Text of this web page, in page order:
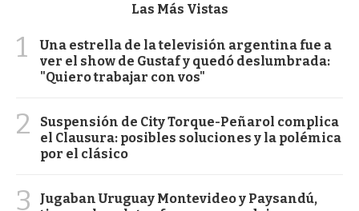
Las Más Vistas
1
Una estrella de la televisión argentina fue a
ver el show de Gustaf y quedó deslumbrada:
"Quiero trabajar con vos"
2
Suspensión de City Torque-Peñarol complica
el Clausura: posibles soluciones y la polémica
por el clásico
3
Jugaban Uruguay Montevideo y Paysandú,